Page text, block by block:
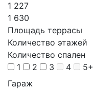
1 227
1 630
Площадь террасы
Количество этажей
Количество спален
1
2 3 4
5+
Гараж